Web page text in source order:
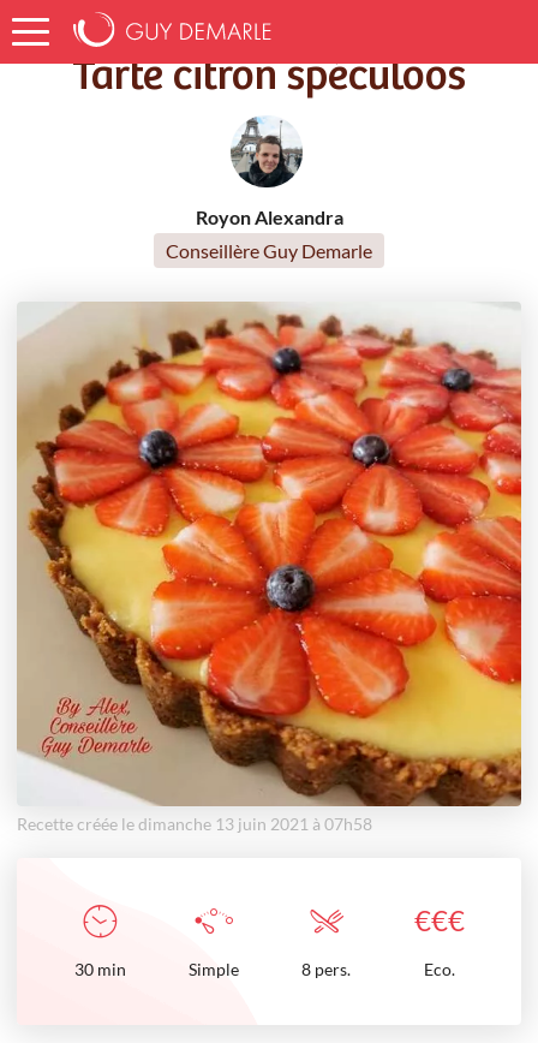
Accueil Recettes Tarte citron spéculoos
Tarte citron spéculoos
Royon Alexandra
Conseillère Guy Demarle
Recette créée le dimanche 13 juin 2021 à 07h58
€€€
30 min Simple 8 pers. Eco.